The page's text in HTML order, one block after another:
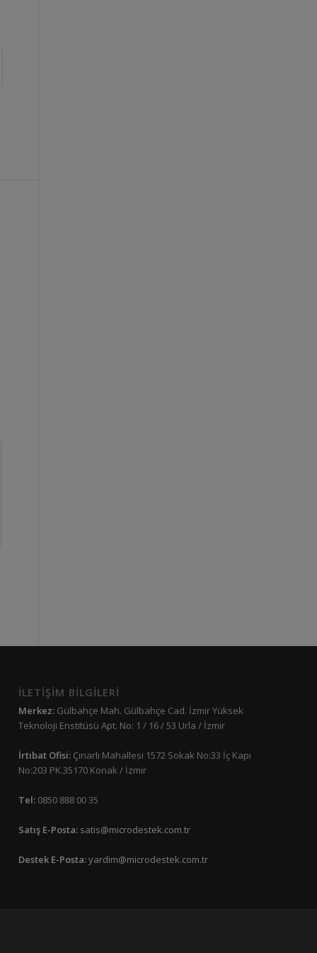
İLETİŞİM BİLGİLERİ
Merkez: Gülbahçe Mah. Gülbahçe Cad. İzmir Yüksek
Teknoloji Enstitüsü Apt. No: 1 / 16 / 53 Urla / İzmir
İrtibat Ofisi: Çınarlı Mahallesi 1572 Sokak No:33 İç Kapı
No:203 PK.35170 Konak / İzmir
Tel: 0850 888 00 35
Satış E-Posta: satis@microdestek.com.tr
Destek E-Posta:yardim@microdestek.com.tr